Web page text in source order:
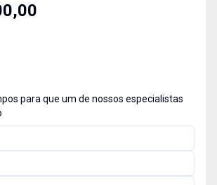
para que um de nossos especialistas